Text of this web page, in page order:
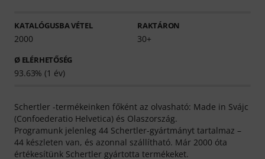
KATALÓGUSBA VÉTEL
2000
RAKTÁRON
30+
Ø ELÉRHETŐSÉG
93.63% (1 év)
Schertler -termékeinken főként az olvasható: Made in Svájc
(Confoederatio Helvetica) és Olaszország.
Programunk jelenleg 44 Schertler-gyártmányt tartalmaz –
44 készleten van, és azonnal szállítható. Már 2000 óta
értékesítünk Schertler gyártotta termékeket.